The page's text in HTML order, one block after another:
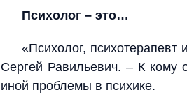
Психолог – это…
«Психолог, психотерапевт
Сергей Равильевич. – К кому
иной проблемы в психике.